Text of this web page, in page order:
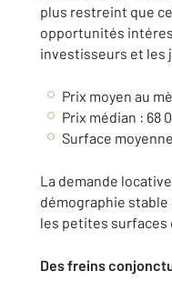
plus restreint que
opportunités
investisseurs et les
Prix moyen au
Prix médian : 68
Surface
La demande
démographie
les petites surfaces
Des freins